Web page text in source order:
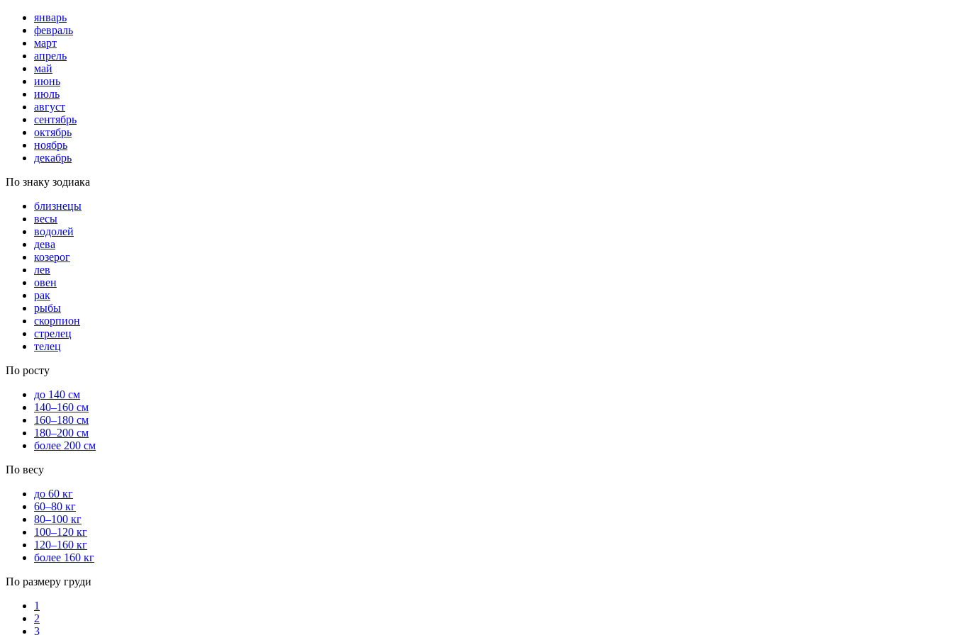
январь
февраль
март
апрель
май
июнь
июль
август
сентябрь
октябрь
ноябрь
декабрь
По знаку зодиака
близнецы
весы
водолей
дева
козерог
лев
овен
рак
рыбы
скорпион
стрелец
телец
По росту
до 140 см
140–160 см
160–180 см
180–200 см
более 200 см
По весу
до 60 кг
60–80 кг
80–100 кг
100–120 кг
120–160 кг
более 160 кг
По размеру груди
1
2
3